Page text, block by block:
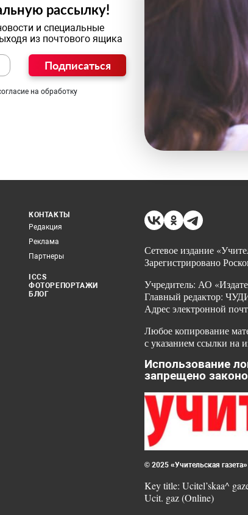
рассылку!
и специальные
из почтового ящика
Подписаться
на обработку
КОНТАКТЫ
Редакция
Реклама
Партнеры
ICCS
ФОТОРЕПОРТАЖИ
БЛОГ
Сетевое издание
Зарегистрировано
Учредитель: АО
Главный редактор:
Адрес электронной
Любое копирование
с указанием ссылки на
Использование
запрещено
© 2025 «Учительская газета»
Key title: Ucitel’skaa^
Ucit. gaz (Online)